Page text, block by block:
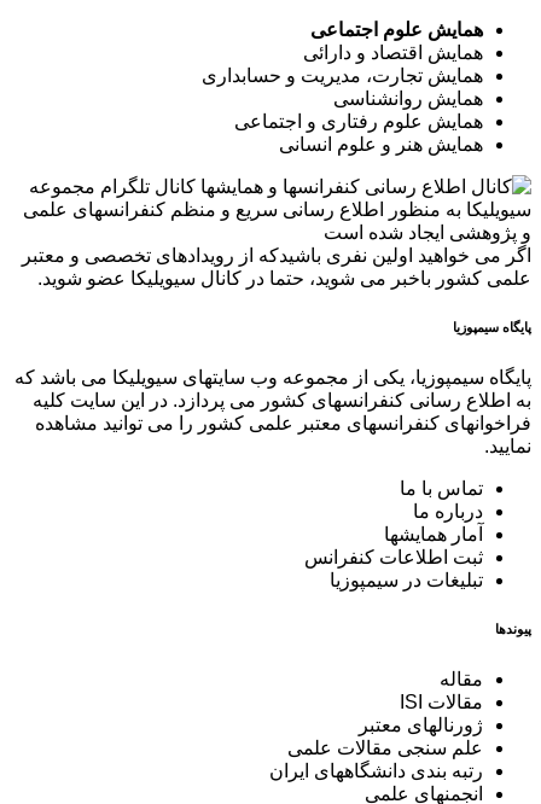
همایش علوم اجتماعی
همایش اقتصاد و دارائی
همایش تجارت، مدیریت و حسابداری
همایش روانشناسی
همایش علوم رفتاری و اجتماعی
همایش هنر و علوم انسانی
کانال تلگرام مجموعه
سیویلیکا به منظور اطلاع رسانی سریع و منظم کنفرانسهای علمی
و پژوهشی ایجاد شده است
اگر می خواهید اولین نفری باشیدکه از رویدادهای تخصصی و معتبر
علمی کشور باخبر می شوید، حتما در کانال سیویلیکا عضو شوید.
پایگاه سیمپوزیا
پایگاه سیمپوزیا، یکی از مجموعه وب سایتهای سیویلیکا می باشد که
به اطلاع رسانی کنفرانسهای کشور می پردازد. در این سایت کلیه
فراخوانهای کنفرانسهای معتبر علمی کشور را می توانید مشاهده
نمایید.
تماس با ما
درباره ما
آمار همایشها
ثبت اطلاعات کنفرانس
تبلیغات در سیمپوزیا
پیوندها
مقاله
مقالات ISI
ژورنالهای معتبر
علم سنجی مقالات علمی
رتبه بندی دانشگاههای ایران
انجمنهای علمی